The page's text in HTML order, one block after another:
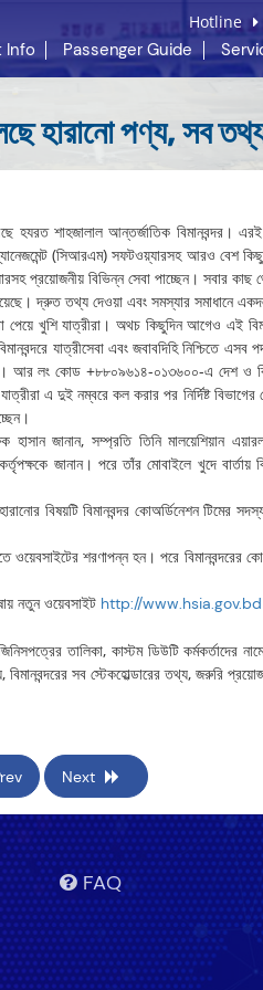
Hotline
Info Passenger Guide
হারানো পণ্য, সব
হযরত শাহজালাল আন্তর্জাতিক
(সিআরএম) সফটওয়্যারসহ আরও বেশ
প্রয়োজনীয় বিভিন্ন সেবা পাচ্ছেন। সবার
দ্রুত তথ্য দেওয়া এবং সমস্যার সমাধানে
পেয়ে খুশি যাত্রীরা। অথচ কিছুদিন আগেও এই
বিমানবন্দরে যাত্রীসেবা এবং জবাবদিহি
আর লং কোড +৮৮০৯৬১৪-০১৩৬০০-এ দেশ ও
এ দুই নম্বরে কল করার পর নির্দিষ্ট
হাসান জানান, সম্প্রতি তিনি মালয়েশিয়ান
কর্তৃপক্ষকে জানান। পরে তাঁর মোবাইলে খুদে
বিষয়টি বিমানবন্দর কোঅর্ডিনেশন টিমের
ওয়েবসাইটের শরণাপন্ন হন। পরে
নতুন ওয়েবসাইট http://www.hsia.gov.bd
তালিকা, কাস্টম ডিউটি
সব স্টেকহোল্ডারের তথ্য, জরুরি
Next
FAQ